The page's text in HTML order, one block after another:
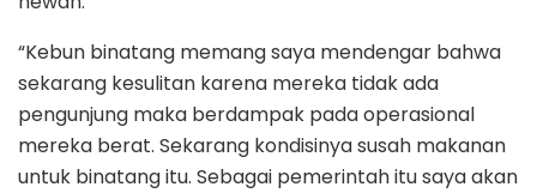
“Kebun binatang memang saya mendengar bahwa
sekarang kesulitan karena mereka tidak ada
pengunjung maka berdampak pada operasional
mereka berat. Sekarang kondisinya susah makanan
untuk binatang itu. Sebagai pemerintah itu saya akan